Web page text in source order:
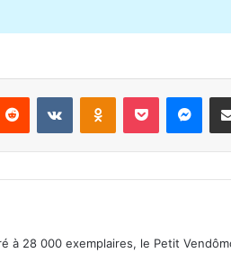
à 28 000 exemplaires, le Petit